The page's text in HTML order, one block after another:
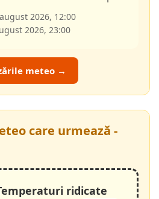
2026, 12:00
2026, 23:00
meteo →
care urmează -
ridicate